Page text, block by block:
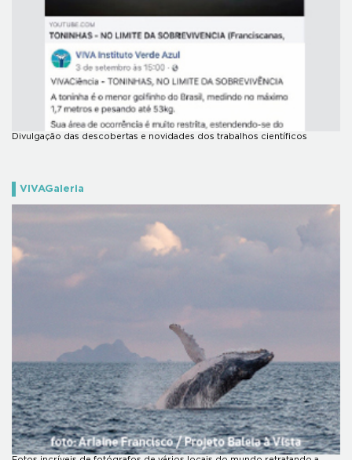
Divulgação das descobertas e novidades dos trabalhos científicos
VIVAGaleria